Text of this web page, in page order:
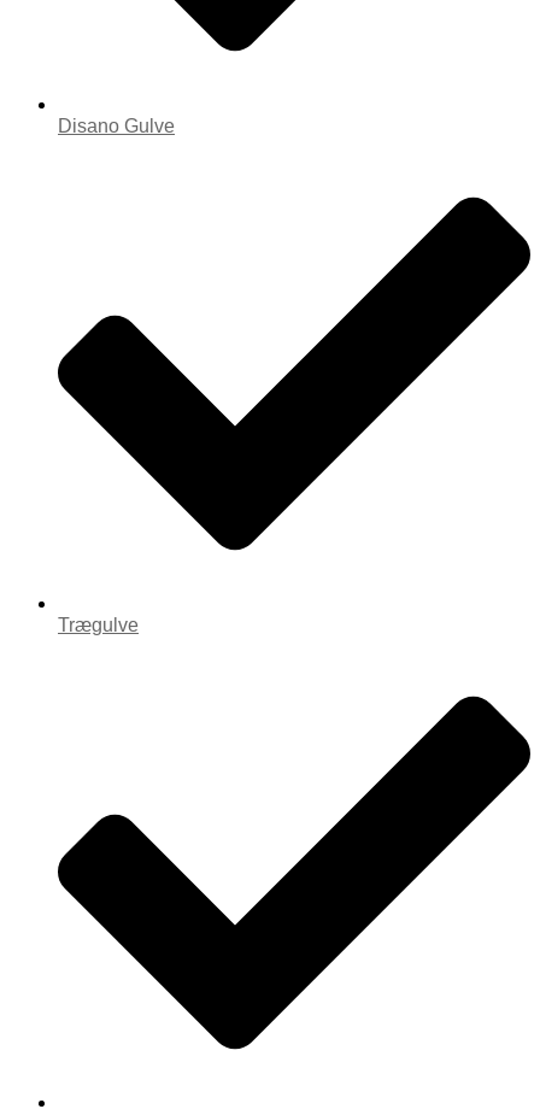
Disano Gulve
Trægulve